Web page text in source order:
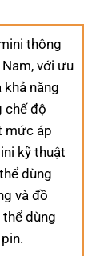
thông
với ưu
năng
chế độ
mức áp
kỹ thuật
dùng
và đồ
dùng